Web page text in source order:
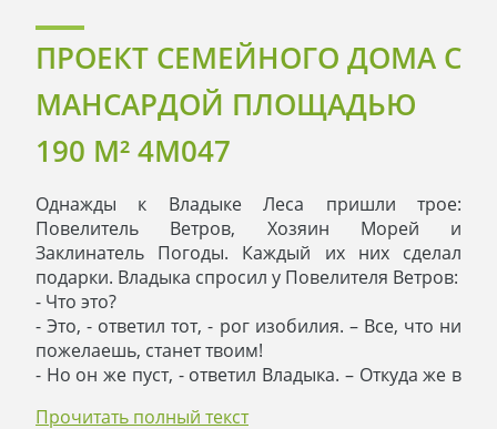
ПРОЕКТ СЕМЕЙНОГО ДОМА С
МАНСАРДОЙ ПЛОЩАДЬЮ
190 М² 4M047
Однажды к Владыке Леса пришли трое:
Повелитель Ветров, Хозяин Морей и
Заклинатель Погоды. Каждый их них сделал
подарки. Владыка спросил у Повелителя Ветров:
- Что это?
- Это, - ответил тот, - рог изобилия. – Все, что ни
пожелаешь, станет твоим!
- Но он же пуст, - ответил Владыка. – Откуда же в
- Пуст – это иллюзия, а изобилие он приносит
Прочитать полный текст